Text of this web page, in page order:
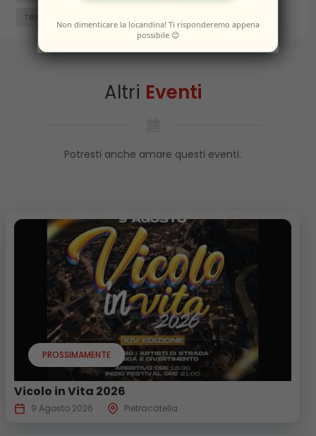
TRIVENTO
Altri Eventi
Potresti anche amare questi eventi.
PROSSIMAMENTE
Vicolo in Vita 2026
9 Agosto 2026 Pietracatella
Non dimenticare la locandina! Ti risponderemo appena
possibile 😊